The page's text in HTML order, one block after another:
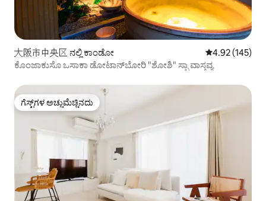
大阪市中央区 ನಲ್ಲಿ ಕಾಂಡೋ 5 ರಲ್ಲಿ 4.92
4.92 (145)
ಕೊಂಜಾಕುಸೊ ಒಸಾಕಾ ಡೋಟಾನ್‌ಬೋರಿ "ಶೋಶಿ" ಸ್ಪಾ ವಾಸ್ತವ್ಯ
ಗೆಸ್ಟ್‌ಗಳ ಅಚ್ಚುಮೆಚ್ಚಿನದು
ಗೆಸ್ಟ್‌ಗಳ ಅಚ್ಚುಮೆಚ್ಚಿನದು